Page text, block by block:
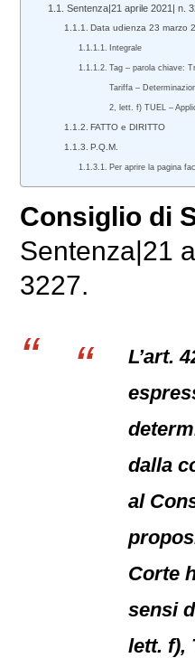
Sentenza|21 aprile 2021| n.
Data udienza 23 marzo
Integrale
Tag – parola chiave:
Tariffa –
2, lett. f) TUEL –
FATTO e DIRITTO
P.Q.M.
Per aprire la pagina
Consiglio di
Sentenza|21
3227.
L’art.
dalla
al
Corte
sensi
lett. f),